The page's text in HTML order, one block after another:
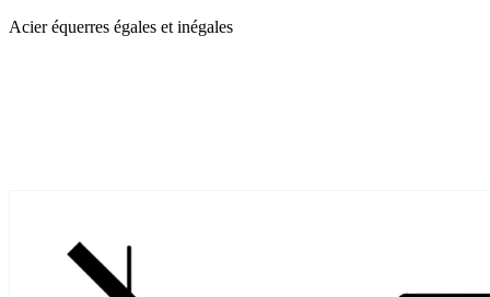
Acier équerres égales et inégales